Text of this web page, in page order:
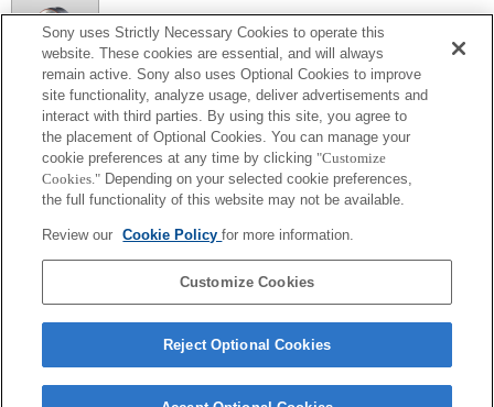
LA-EA5
มีใช้งานพร้อมอะแดปเตอร์เมาส์
นอกเหนือจากโหมด A (กำหนดค่าช่องรับแสง), S (กำหนดความเร็วชัตเตอร์),
และ M (แมนนวล) แล้ว คุณไม่สามารถปรับช่องรับแสงในระหว่างการบันทึกภาพ
เคลื่อนไหวได้
มุมของมุมมองจะแคบลงเป็นขนาดเท่าชอง APS-C
ทำงานโดยอัตโนมัติเมื่อคุณหมุนวงแหวนปรับโฟกัส คุณสามารถขยายภาพด้วย
การเลือกฟังก์ชัน [การขยายโฟกัส] หรือ [assist MF] ให้กับปุ่มใด ๆ ใน "การตั้งค่า
Sony uses Strictly Necessary Cookies to operate this
website. These cookies are essential, and will always
remain active. Sony also uses Optional Cookies to improve
site functionality, analyze usage, deliver advertisements and
interact with third parties. By using this site, you agree to
the placement of Optional Cookies. You can manage your
cookie preferences at any time by clicking "Customize
Cookies." Depending on your selected cookie preferences,
the full functionality of this website may not be available.
Review our Cookie Policyfor more information.
Customize Cookies
Reject Optional Cookies